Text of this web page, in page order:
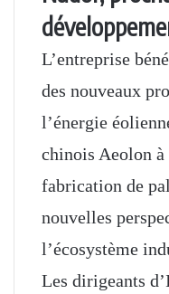
L’entreprise
des nouveaux
l’énergie
chinois Aeolon à
fabrication de
nouvelles
l’écosystème
Les dirigeants